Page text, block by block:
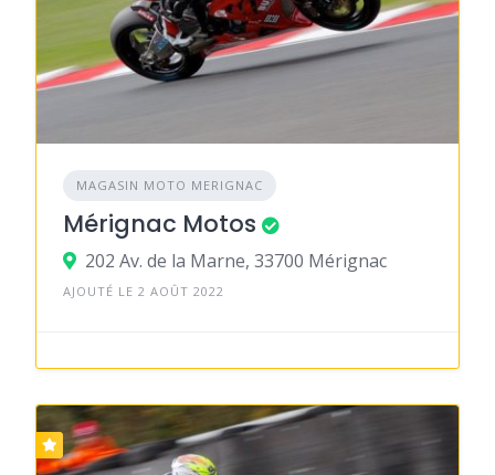
MAGASIN MOTO MERIGNAC
Mérignac Motos
202 Av. de la Marne, 33700 Mérignac
AJOUTÉ LE 2 AOÛT 2022